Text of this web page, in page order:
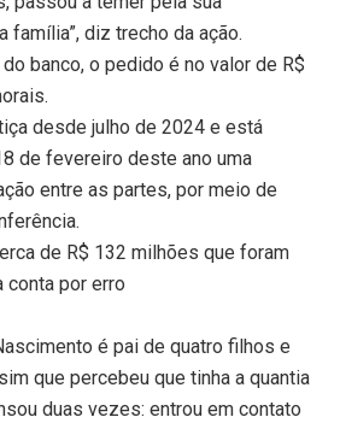
família”, diz trecho da ação.
banco, o pedido é no valor de R$
desde julho de 2024 e está
de fevereiro deste ano uma
entre as partes, por meio de
de R$ 132 milhões que foram
por erro
é pai de quatro filhos e
que percebeu que tinha a quantia
duas vezes: entrou em contato